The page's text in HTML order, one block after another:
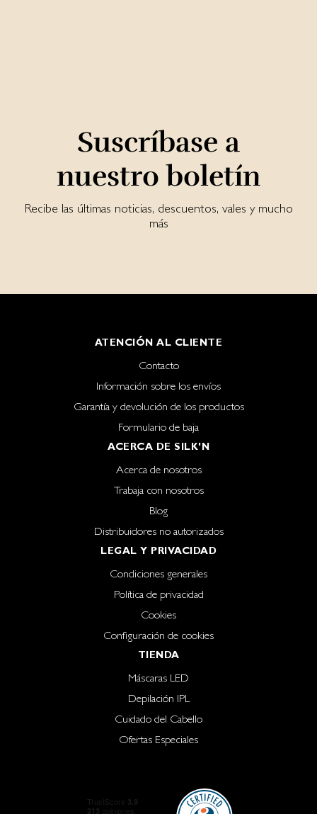
Suscríbase a
nuestro boletín
Recibe las últimas noticias, descuentos, vales y mucho
más
ATENCIÓN AL CLIENTE
Contacto
Información sobre los envíos
Garantía y devolución de los productos
Formulario de baja
ACERCA DE SILK'N
Acerca de nosotros
Trabaja con nosotros
Blog
Distribuidores no autorizados
LEGAL Y PRIVACIDAD
Condiciones generales
Política de privacidad
Cookies
Configuración de cookies
TIENDA
Máscaras LED
Depilación IPL
Cuidado del Cabello
Ofertas Especiales